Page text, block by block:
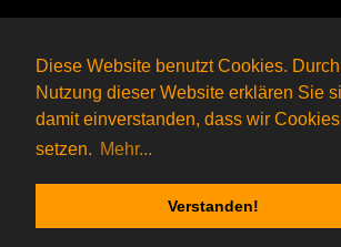
Diese Website benutzt Cookies.
Nutzung dieser Website erklären Sie
damit einverstanden, dass wir Cookies
setzen. Mehr...
Verstanden!
Das nächste Rätsel ist in Arbeit
80 Gagolganeronline(0 registrierte und 80 Gäste)
Gagolganer:
9732Rätsel online: